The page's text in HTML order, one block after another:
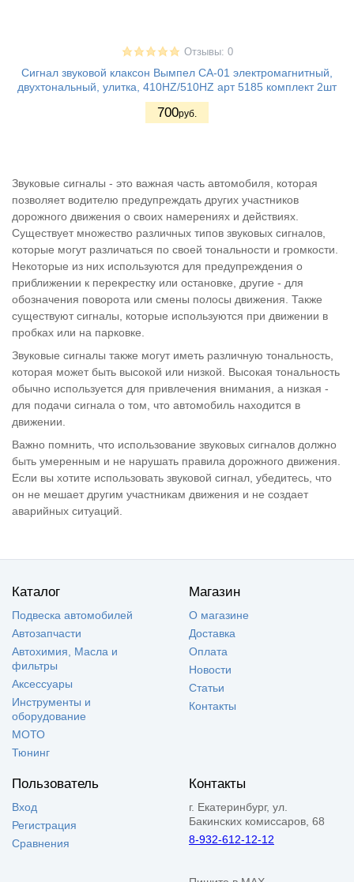
Отзывы: 0
Сигнал звуковой клаксон Вымпел СА-01 электромагнитный,
двухтональный, улитка, 410HZ/510HZ арт 5185 комплект 2шт
700руб.
Звуковые сигналы - это важная часть автомобиля, которая
позволяет водителю предупреждать других участников
дорожного движения о своих намерениях и действиях.
Существует множество различных типов звуковых сигналов,
которые могут различаться по своей тональности и громкости.
Некоторые из них используются для предупреждения о
приближении к перекрестку или остановке, другие - для
обозначения поворота или смены полосы движения. Также
существуют сигналы, которые используются при движении в
пробках или на парковке.
Звуковые сигналы также могут иметь различную тональность,
которая может быть высокой или низкой. Высокая тональность
обычно используется для привлечения внимания, а низкая -
для подачи сигнала о том, что автомобиль находится в
движении.
Важно помнить, что использование звуковых сигналов должно
быть умеренным и не нарушать правила дорожного движения.
Если вы хотите использовать звуковой сигнал, убедитесь, что
он не мешает другим участникам движения и не создает
аварийных ситуаций.
Каталог
Подвеска автомобилей
Автозапчасти
Автохимия, Масла и
фильтры
Аксессуары
Инструменты и
оборудование
МОТО
Тюнинг
Магазин
О магазине
Доставка
Оплата
Новости
Статьи
Контакты
Пользователь
Вход
Регистрация
Сравнения
Контакты
г. Екатеринбург, ул.
Бакинских комиссаров, 68
8-932-612-12-12